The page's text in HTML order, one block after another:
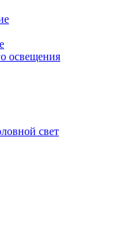
освещения
свет